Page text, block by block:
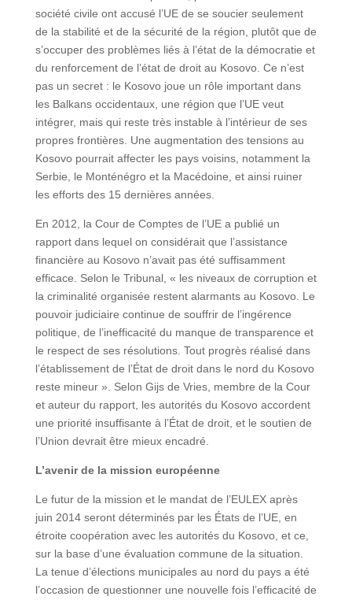
société civile ont accusé l’UE de se soucier seulement
de la stabilité et de la sécurité de la région, plutôt que de
s’occuper des problèmes liés à l’état de la démocratie et
du renforcement de l’état de droit au Kosovo. Ce n’est
pas un secret : le Kosovo joue un rôle important dans
les Balkans occidentaux, une région que l’UE veut
intégrer, mais qui reste très instable à l’intérieur de ses
propres frontières. Une augmentation des tensions au
Kosovo pourrait affecter les pays voisins, notamment la
Serbie, le Monténégro et la Macédoine, et ainsi ruiner
les efforts des 15 dernières années.
En 2012, la Cour de Comptes de l’UE a publié un
rapport dans lequel on considérait que l’assistance
financière au Kosovo n’avait pas été suffisamment
efficace. Selon le Tribunal, « les niveaux de corruption et
la criminalité organisée restent alarmants au Kosovo. Le
pouvoir judiciaire continue de souffrir de l’ingérence
politique, de l’inefficacité du manque de transparence et
le respect de ses résolutions. Tout progrès réalisé dans
l’établissement de l’État de droit dans le nord du Kosovo
reste mineur ». Selon Gijs de Vries, membre de la Cour
et auteur du rapport, les autorités du Kosovo accordent
une priorité insuffisante à l’État de droit, et le soutien de
l’Union devrait être mieux encadré.
L’avenir de la mission européenne
Le futur de la mission et le mandat de l’EULEX après
juin 2014 seront déterminés par les États de l’UE, en
étroite coopération avec les autorités du Kosovo, et ce,
sur la base d’une évaluation commune de la situation.
La tenue d’élections municipales au nord du pays a été
l’occasion de questionner une nouvelle fois l’efficacité de